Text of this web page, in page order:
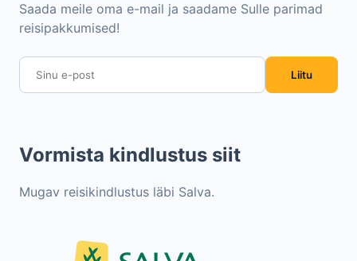
Saada meile oma e-mail ja saadame Sulle parimad
reisipakkumised!
Liitu
Vormista kindlustus siit
Mugav reisikindlustus läbi Salva.